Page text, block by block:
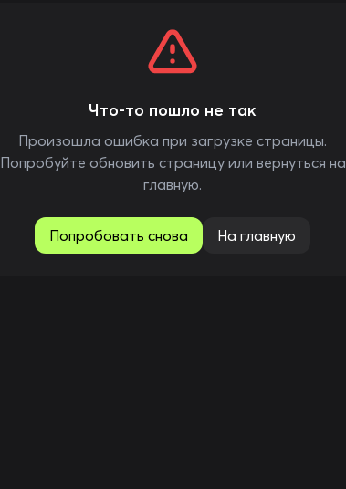
Что-то пошло не так
Произошла ошибка при загрузке страницы.
Попробуйте обновить страницу или вернуться на
главную.
Попробовать снова На главную